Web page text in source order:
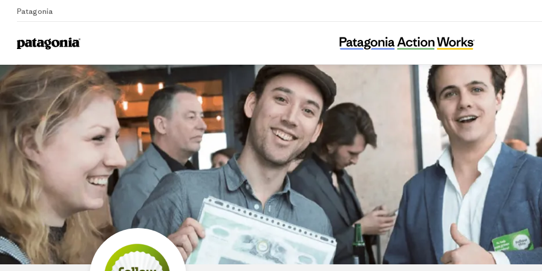
Patagonia
Home
Follow This